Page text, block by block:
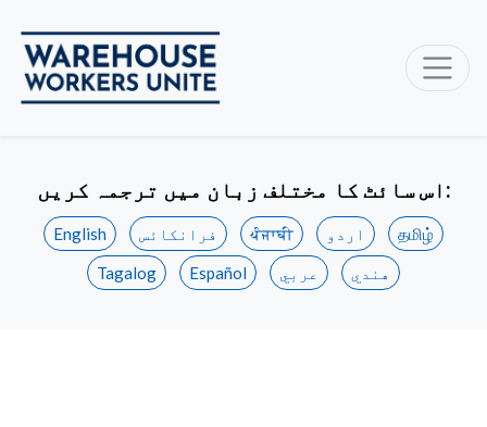
اس سائٹ کا مختلف زبان میں ترجمہ کریں:
English فرانکائس ਪੰਜਾਬੀ اردو
தமிழ்
Tagalog
Español عربي هندي